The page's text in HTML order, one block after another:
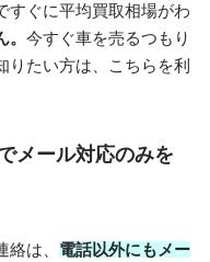
すぐに平均買取相場がわ
今すぐ車を売るつもり
りたい方は、こちらを利
メール対応のみを
は、 電話以外にもメー